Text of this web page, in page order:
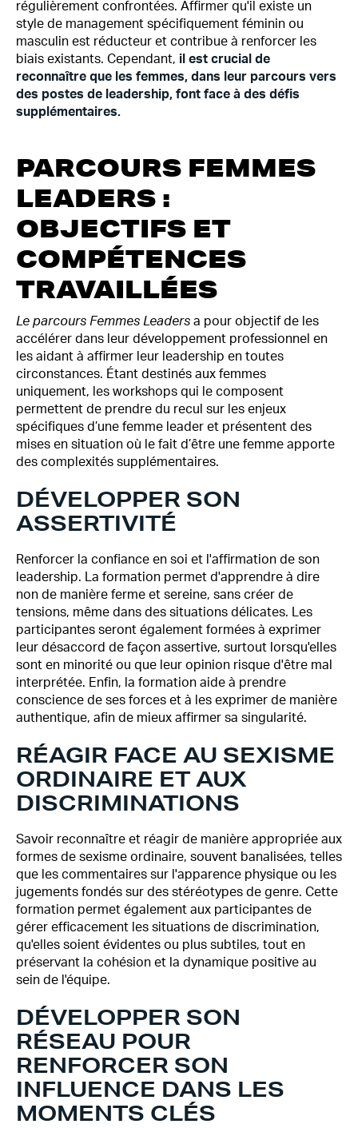
régulièrement confrontées. Affirmer qu'il existe un
style de management spécifiquement féminin ou
masculin est réducteur et contribue à renforcer les
biais existants. Cependant, il est crucial de
reconnaître que les femmes, dans leur parcours vers
des postes de leadership, font face à des défis
supplémentaires.
PARCOURS FEMMES
LEADERS :
OBJECTIFS ET
COMPÉTENCES
TRAVAILLÉES
Le parcours Femmes Leaders a pour objectif de les
accélérer dans leur développement professionnel en
les aidant à affirmer leur leadership en toutes
circonstances. Étant destinés aux femmes
uniquement, les workshops qui le composent
permettent de prendre du recul sur les enjeux
spécifiques d’une femme leader et présentent des
mises en situation où le fait d’être une femme apporte
des complexités supplémentaires.
DÉVELOPPER SON
ASSERTIVITÉ
Renforcer la confiance en soi et l'affirmation de son
leadership. La formation permet d'apprendre à dire
non de manière ferme et sereine, sans créer de
tensions, même dans des situations délicates. Les
participantes seront également formées à exprimer
leur désaccord de façon assertive, surtout lorsqu'elles
sont en minorité ou que leur opinion risque d'être mal
interprétée. Enfin, la formation aide à prendre
conscience de ses forces et à les exprimer de manière
authentique, afin de mieux affirmer sa singularité.
RÉAGIR FACE AU SEXISME
ORDINAIRE ET AUX
DISCRIMINATIONS
Savoir reconnaître et réagir de manière appropriée aux
formes de sexisme ordinaire, souvent banalisées, telles
que les commentaires sur l'apparence physique ou les
jugements fondés sur des stéréotypes de genre. Cette
formation permet également aux participantes de
gérer efficacement les situations de discrimination,
qu'elles soient évidentes ou plus subtiles, tout en
préservant la cohésion et la dynamique positive au
sein de l'équipe.
DÉVELOPPER SON
RÉSEAU POUR
RENFORCER SON
INFLUENCE DANS LES
MOMENTS CLÉS